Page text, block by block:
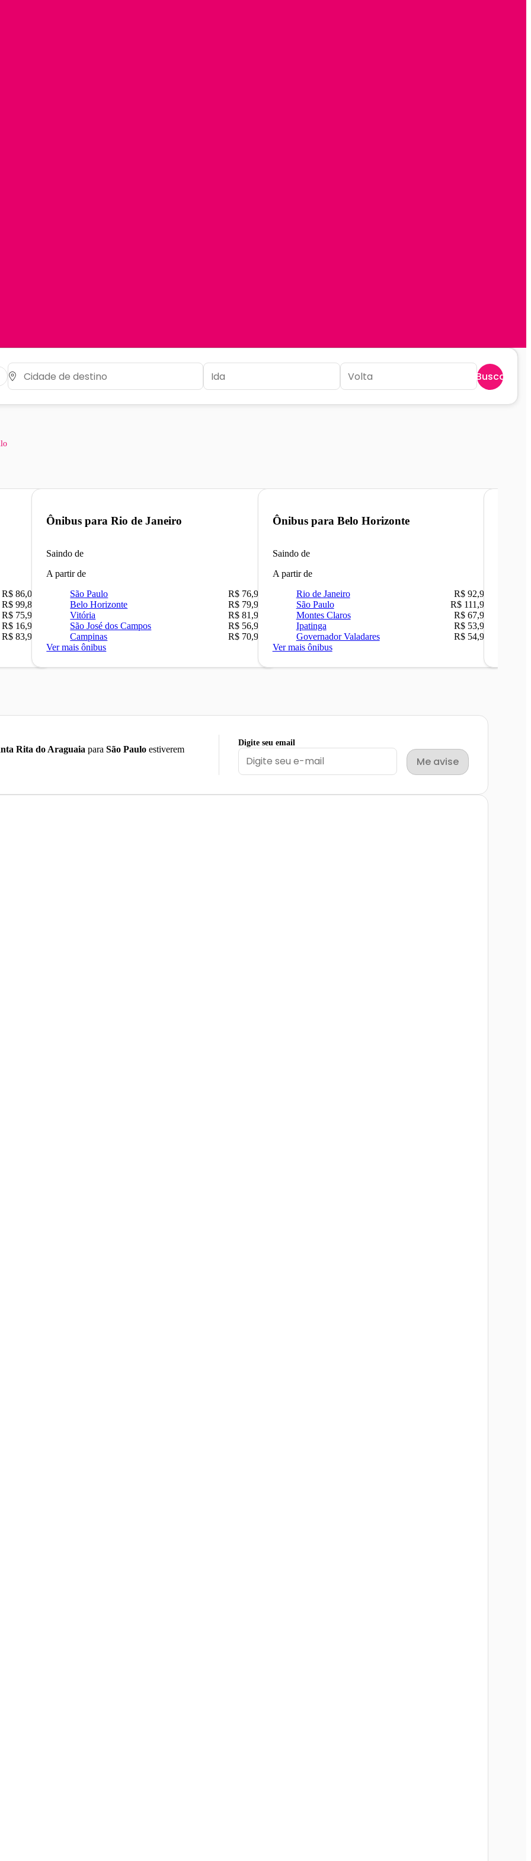
Buscar
R$ 86,00
R$ 99,89
R$ 75,90
R$ 16,90
R$ 83,90
Ônibus paraRio de Janeiro
Saindo de
A partir de
São Paulo
R$ 76,90
Belo Horizonte
R$ 79,90
Vitória
R$ 81,90
São José dos Campos
R$ 56,90
Campinas
R$ 70,90
Ver mais ônibus
Ônibus para Belo Horizonte
Saindo de
A partir de
Rio de Janeiro
R$ 92,90
São Paulo
R$ 111,90
Montes Claros
R$ 67,90
Ipatinga
R$ 53,90
Governador Valadares
R$ 54,90
Ver mais ônibus
Rita do Araguaia para São Paulo estiverem
Digite seu email
Me avise